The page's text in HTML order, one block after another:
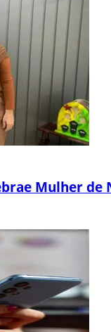
Mulher